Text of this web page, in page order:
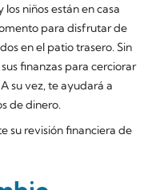
los niños están en casa
para disfrutar de
en el patio trasero. Sin
finanzas para cerciorar
su vez, te ayudará a
de dinero.
su revisión financiera de